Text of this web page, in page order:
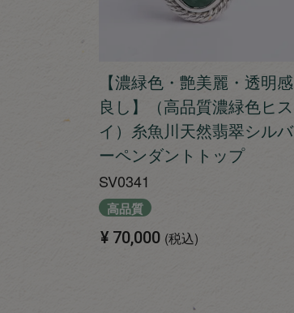
【濃緑色・艶美麗・透明感
良し】（高品質濃緑色ヒス
イ）糸魚川天然翡翠シルバ
ーペンダントトップ
SV0341
高品質
¥ 70,000 税込